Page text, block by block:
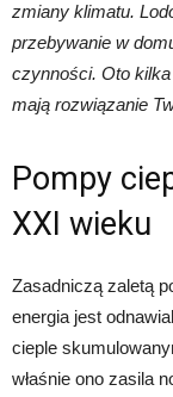
zmiany klimatu.
przebywanie w
czynności. Oto kilka
mają rozwiązanie
Pompy
XXI wieku
Zasadniczą zaletą
energia jest
cieple
właśnie ono zasila